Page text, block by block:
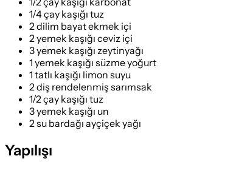
1/4 çay kaşığı tuz
2 dilim bayat ekmek içi
2 yemek kaşığı ceviz içi
3 yemek kaşığı zeytinyağı
1 yemek kaşığı süzme yoğurt
1 tatlı kaşığı limon suyu
2 diş rendelenmiş sarımsak
1/2 çay kaşığı tuz
3 yemek kaşığı un
2 su bardağı ayçiçek yağı
Yapılışı